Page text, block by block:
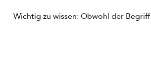
Wichtig zu wissen: Obwohl der Begriff